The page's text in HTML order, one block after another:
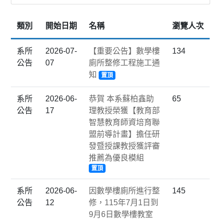
類別 開始日期 名稱 瀏覽人次
系所
公告
2026-07-
07
【重要公告】數學樓
廁所整修工程施工通
知 置頂
134
系所
公告
2026-06-
17
恭賀 本系蘇柏鑫助
理教授榮獲【教育部
智慧教育師資培育聯
盟前導計畫】擔任研
發暨授課教授獲評審
推薦為優良模組
置頂
65
系所
公告
2026-06-
12
因數學樓廁所進行整
修，115年7月1日到
9月6日數學樓教室
145